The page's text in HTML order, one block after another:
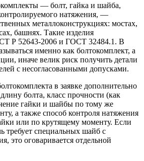
— болт, гайка и шайба,
натяжения, —
металлоконструкциях: мостах,
башнях. Такие изделия
Р 52643-2006 и ГОСТ 32484.1. В
именно как болтокомплект, а
иначе велик риск получить детали
с несогласованными допусками.
в заявке дополнительно
болта, класс прочности (как
гайки и шайбы по тому же
а также способ контроля натяжения
или по крутящему моменту. Если
требует специальных шайб с
это оговаривается отдельной